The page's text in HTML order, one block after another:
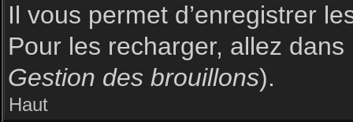
Il vous permet d’enregistrer
Pour les recharger, allez
Gestion des brouillons).
Haut